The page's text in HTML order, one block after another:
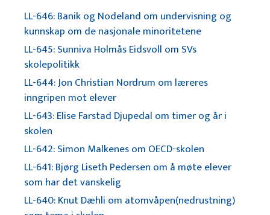
LL-646: Banik og Nodeland om undervisning og
kunnskap om de nasjonale minoritetene
LL-645: Sunniva Holmås Eidsvoll om SVs
skolepolitikk
LL-644: Jon Christian Nordrum om læreres
inngripen mot elever
LL-643: Elise Farstad Djupedal om timer og år i
skolen
LL-642: Simon Malkenes om OECD-skolen
LL-641: Bjørg Liseth Pedersen om å møte elever
som har det vanskelig
LL-640: Knut Dæhli om atomvåpen(nedrustning)